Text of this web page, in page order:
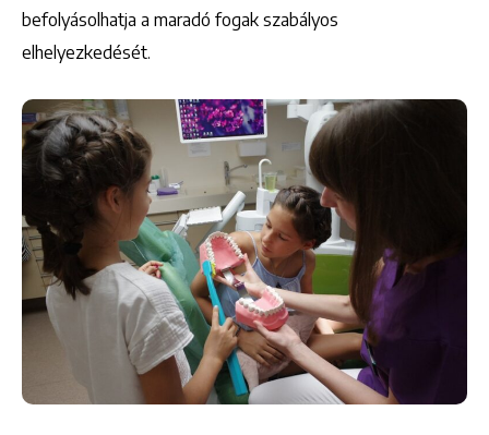
befolyásolhatja a maradó fogak szabályos
elhelyezkedését.